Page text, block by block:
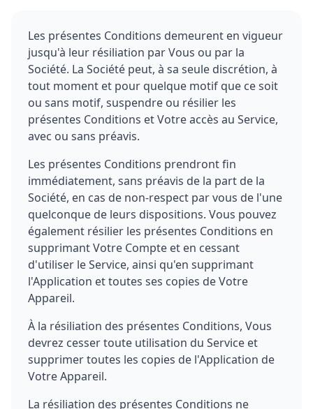
Les présentes Conditions demeurent en vigueur
jusqu'à leur résiliation par Vous ou par la
Société. La Société peut, à sa seule discrétion, à
tout moment et pour quelque motif que ce soit
ou sans motif, suspendre ou résilier les
présentes Conditions et Votre accès au Service,
avec ou sans préavis.
Les présentes Conditions prendront fin
immédiatement, sans préavis de la part de la
Société, en cas de non-respect par vous de l'une
quelconque de leurs dispositions. Vous pouvez
également résilier les présentes Conditions en
supprimant Votre Compte et en cessant
d'utiliser le Service, ainsi qu'en supprimant
l'Application et toutes ses copies de Votre
Appareil.
À la résiliation des présentes Conditions, Vous
devrez cesser toute utilisation du Service et
supprimer toutes les copies de l'Application de
Votre Appareil.
La résiliation des présentes Conditions ne